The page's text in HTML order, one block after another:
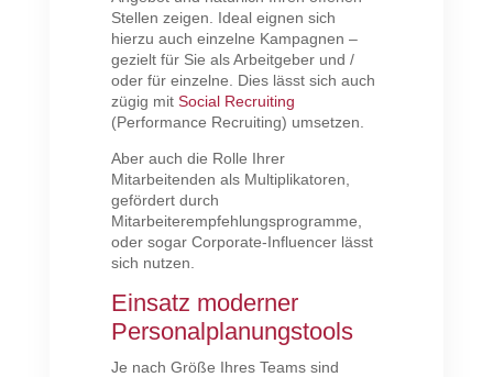
Stellen zeigen. Ideal eignen sich
hierzu auch einzelne Kampagnen –
gezielt für Sie als Arbeitgeber und /
oder für einzelne. Dies lässt sich auch
zügig mit Social Recruiting
(Performance Recruiting) umsetzen.
Aber auch die Rolle Ihrer
Mitarbeitenden als Multiplikatoren,
gefördert durch
Mitarbeiterempfehlungsprogramme,
oder sogar Corporate-Influencer lässt
sich nutzen.
Einsatz moderner
Personalplanungstools
Je nach Größe Ihres Teams sind